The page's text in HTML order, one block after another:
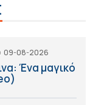
09-08-2026
Ένα μαγικό